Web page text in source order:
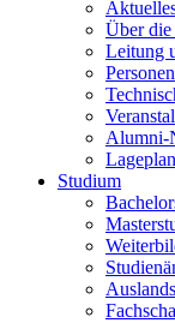
Über
Leitung
Personen
Alumni-
Lageplan
Studium